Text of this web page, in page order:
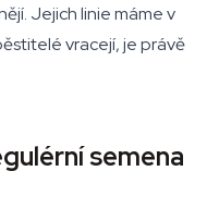
Jejich linie máme v
vracejí, je právě
semena